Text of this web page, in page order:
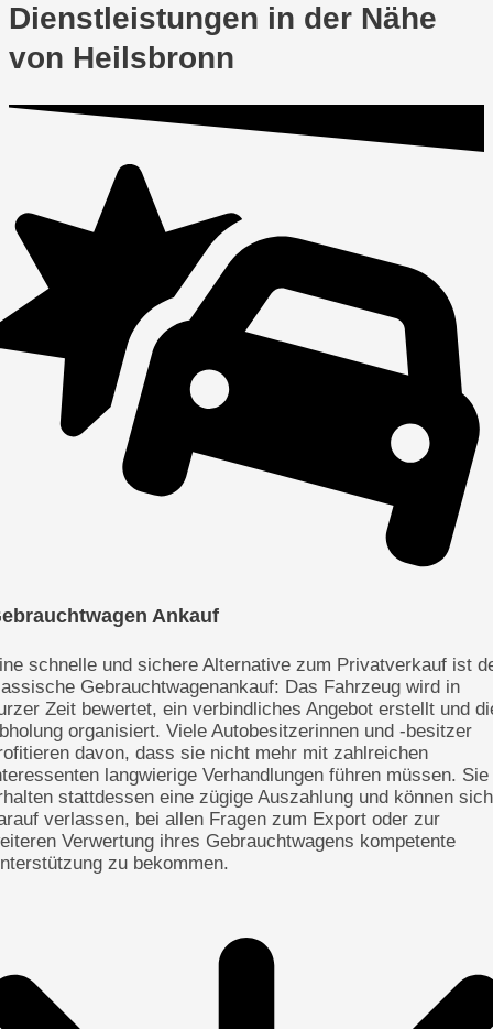
Dienstleistungen in der Nähe
von Heilsbronn
Ankauf
schnelle und sichere Alternative zum Privatverkauf ist
Gebrauchtwagenankauf: Das Fahrzeug wird in
Zeit bewertet, ein verbindliches Angebot erstellt und
organisiert. Viele Autobesitzerinnen und -besitzer
davon, dass sie nicht mehr mit zahlreichen
langwierige Verhandlungen führen müssen. Sie
stattdessen eine zügige Auszahlung und können sich
verlassen, bei allen Fragen zum Export oder zur
Verwertung ihres Gebrauchtwagens kompetente
zu bekommen.